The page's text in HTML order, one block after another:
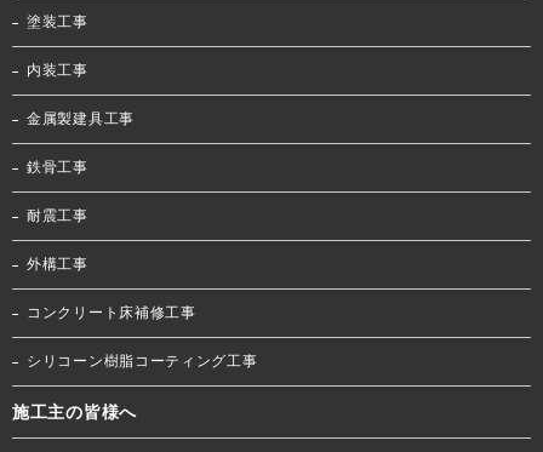
塗装工事
内装工事
金属製建具工事
鉄骨工事
耐震工事
外構工事
コンクリート床補修工事
シリコーン樹脂コーティング工事
施工主の皆様へ